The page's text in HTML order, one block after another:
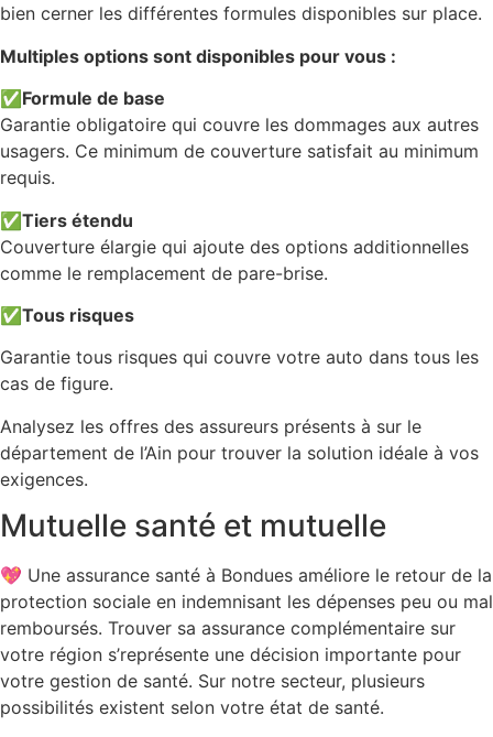
bien cerner les différentes formules disponibles sur place.
Multiples options sont disponibles pour vous :
✅ Formule de base
Garantie obligatoire qui couvre les dommages aux autres
usagers. Ce minimum de couverture satisfait au minimum
requis.
✅Tiers étendu
Couverture élargie qui ajoute des options additionnelles
comme le remplacement de pare-brise.
✅Tous risques
Garantie tous risques qui couvre votre auto dans tous les
cas de figure.
Analysez les offres des assureurs présents à sur le
département de l’Ain pour trouver la solution idéale à vos
exigences.
Mutuelle santé et mutuelle
💖 Une assurance santé à Bondues améliore le retour de la
protection sociale en indemnisant les dépenses peu ou mal
remboursés. Trouver sa assurance complémentaire sur
votre région s’représente une décision importante pour
votre gestion de santé. Sur notre secteur, plusieurs
possibilités existent selon votre état de santé.